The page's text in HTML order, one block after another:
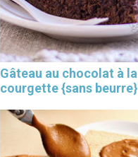
Gâteau au chocolat à la
courgette {sans beurre}